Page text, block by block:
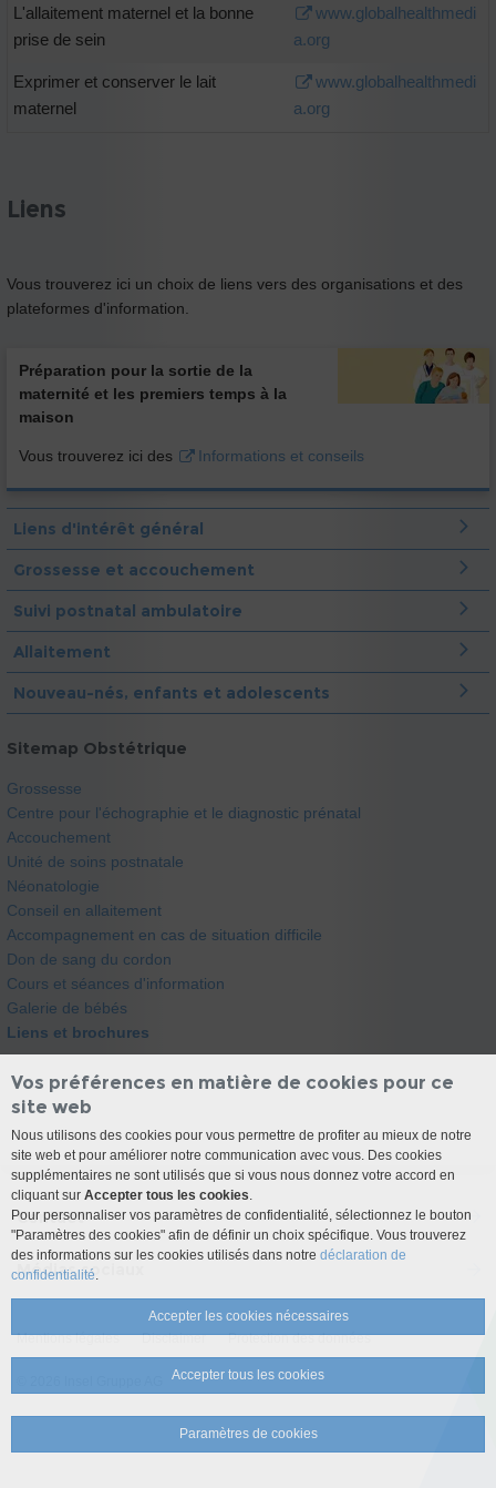
L'allaitement maternel et la bonne
prise de sein
www.globalhealthmedi
a.org
Exprimer et conserver le lait
maternel
www.globalhealthmedi
a.org
Liens
Vous trouverez ici un choix de liens vers des organisations et des
plateformes d'information.
Préparation pour la sortie de la
maternité et les premiers temps à la
maison
Vous trouverez ici des Informations et conseils
Liens d'intérêt général
Grossesse et accouchement
Suivi postnatal ambulatoire
Allaitement
Nouveau-nés, enfants et adolescents
Sitemap Obstétrique
Grossesse
Centre pour l'échographie et le diagnostic prénatal
Accouchement
Unité de soins postnatale
Néonatologie
Conseil en allaitement
Accompagnement en cas de situation difficile
Don de sang du cordon
Cours et séances d'information
Galerie de bébés
Liens et brochures
Contact
Médias sociaux
Mentions légales Disclaimer Protection des données
Vos préférences en matière de cookies pour ce
site web
Nous utilisons des cookies pour vous permettre de profiter au mieux de notre
site web et pour améliorer notre communication avec vous. Des cookies
supplémentaires ne sont utilisés que si vous nous donnez votre accord en
cliquant sur Accepter tous les cookies.
Pour personnaliser vos paramètres de confidentialité, sélectionnez le bouton
"Paramètres des cookies" afin de définir un choix spécifique. Vous trouverez
des informations sur les cookies utilisés dans notre déclaration de
confidentialité.
Accepter les cookies nécessaires
Accepter tous les cookies
Paramètres de cookies